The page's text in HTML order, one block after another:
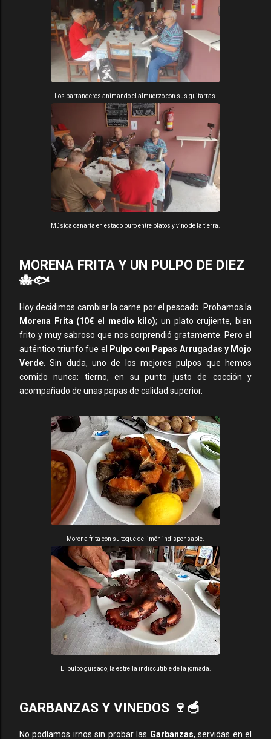
Los parranderos animando el almuerzo con sus guitarras.
Música canaria en estado puro entre platos y vino de la tierra.
MORENA FRITA Y UN PULPO DE DIEZ
🐙🐟
Hoy decidimos cambiar la carne por el pescado. Probamos la
Morena Frita (10€ el medio kilo); un plato crujiente, bien
frito y muy sabroso que nos sorprendió gratamente. Pero el
auténtico triunfo fue el
Pulpo con Papas Arrugadas y Mojo
Verde . Sin duda, uno de los mejores pulpos que hemos
comido nunca: tierno, en su punto justo de cocción y
acompañado de unas papas de calidad superior.
Morena frita con su toque de limón indispensable.
El pulpo guisado, la estrella indiscutible de la jornada.
GARBANZAS Y VINEDOS 🍷🥣
No podíamos irnos sin probar las Garbanzas, servidas en el